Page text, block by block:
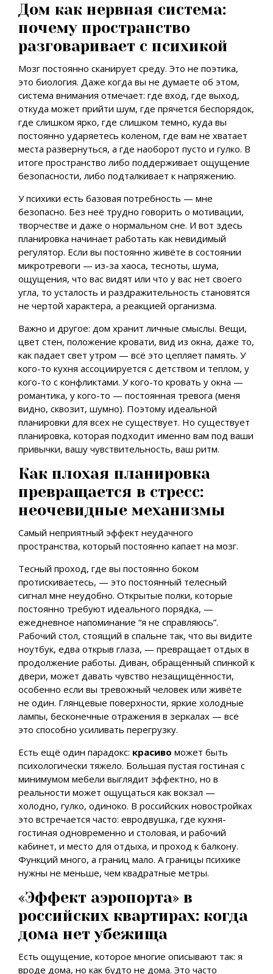
Дом как нервная система:
почему пространство
разговаривает с психикой
Мозг постоянно сканирует среду. Это не поэтика,
это биология. Даже когда вы не думаете об этом,
система внимания отмечает: где вход, где выход,
откуда может прийти шум, где прячется беспорядок,
где слишком ярко, где слишком темно, куда вы
постоянно ударяетесь коленом, где вам не хватает
места развернуться, а где наоборот пусто и гулко. В
итоге пространство либо поддерживает ощущение
безопасности, либо подталкивает к напряжению.
У психики есть базовая потребность — мне
безопасно. Без неё трудно говорить о мотивации,
творчестве и даже о нормальном сне. И вот здесь
планировка начинает работать как невидимый
регулятор. Если вы постоянно живёте в состоянии
микротревоги — из-за хаоса, тесноты, шума,
ощущения, что вас видят или что у вас нет своего
угла, то усталость и раздражительность становятся
не чертой характера, а реакцией организма.
Важно и другое: дом хранит личные смыслы. Вещи,
цвет стен, положение кровати, вид из окна, даже то,
как падает свет утром — всё это цепляет память. У
кого-то кухня ассоциируется с детством и теплом, у
кого-то с конфликтами. У кого-то кровать у окна —
романтика, у кого-то — постоянная тревога (меня
видно, сквозит, шумно). Поэтому идеальной
планировки для всех не существует. Но существует
планировка, которая подходит именно вам под ваши
привычки, вашу чувствительность, ваш ритм.
Как плохая планировка
превращается в стресс:
неочевидные механизмы
Самый неприятный эффект неудачного
пространства, который постоянно капает на мозг.
Тесный проход, где вы постоянно боком
протискиваетесь, — это постоянный телесный
сигнал мне неудобно. Открытые полки, которые
постоянно требуют идеального порядка, —
ежедневное напоминание “я не справляюсь”.
Рабочий стол, стоящий в спальне так, что вы видите
ноутбук, едва открыв глаза, — превращает отдых в
продолжение работы. Диван, обращённый спинкой к
двери, может давать чувство незащищённости,
особенно если вы тревожный человек или живёте
не один. Глянцевые поверхности, яркие холодные
лампы, бесконечные отражения в зеркалах — всё
это способно усиливать перегрузку.
Есть ещё один парадокс: красиво может быть
психологически тяжело. Большая пустая гостиная с
минимумом мебели выглядит эффектно, но в
реальности может ощущаться как вокзал —
холодно, гулко, одиноко. В российских новостройках
это встречается часто: евродвушка, где кухня-
гостиная одновременно и столовая, и рабочий
кабинет, и место для отдыха, и проход к балкону.
Функций много, а границ мало. А границы психике
нужны не меньше, чем квадратные метры.
«Эффект аэропорта» в
российских квартирах: когда
дома нет убежища
Есть ощущение, которое многие описывают так: я
вроде дома, но как будто не дома. Это часто